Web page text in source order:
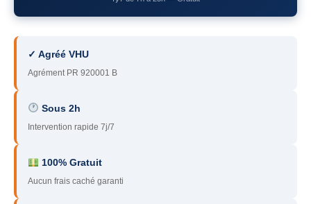
78– Yvelines
93– Seine-Saint-Denis
95– Val d’Oise
91 – Essonne
89– Yonne
✓ Agréé VHU
Agrément PR 920001 B
Sous 2h
Intervention rapide 7j/7
100% Gratuit
Aucun frais caché garanti